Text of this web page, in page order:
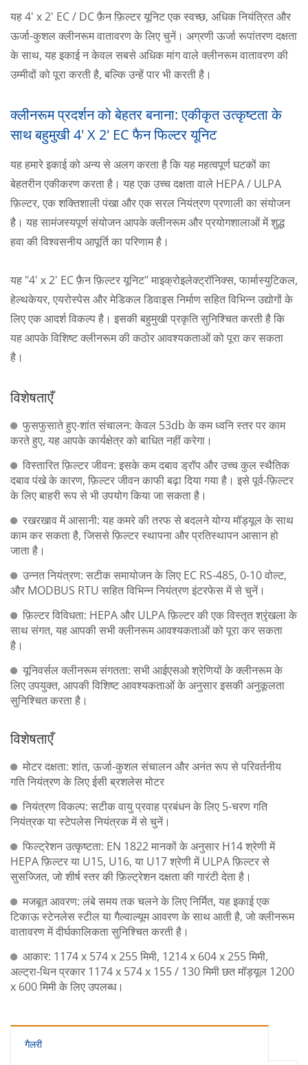
यह 4' x 2' EC / DC फ़ैन फ़िल्टर यूनिट एक स्वच्छ, अधिक नियंत्रित और
ऊर्जा-कुशल क्लीनरूम वातावरण के लिए चुनें। अग्रणी ऊर्जा रूपांतरण दक्षता
के साथ, यह इकाई न केवल सबसे अधिक मांग वाले क्लीनरूम वातावरण की
उम्मीदों को पूरा करती है, बल्कि उन्हें पार भी करती है।
क्लीनरूम प्रदर्शन को बेहतर बनाना: एकीकृत उत्कृष्टता के
साथ बहुमुखी 4' X 2' EC फैन फिल्टर यूनिट
यह हमारे इकाई को अन्य से अलग करता है कि यह महत्वपूर्ण घटकों का
बेहतरीन एकीकरण करता है। यह एक उच्च दक्षता वाले HEPA / ULPA
फ़िल्टर, एक शक्तिशाली पंखा और एक सरल नियंत्रण प्रणाली का संयोजन
है। यह सामंजस्यपूर्ण संयोजन आपके क्लीनरूम और प्रयोगशालाओं में शुद्ध
हवा की विश्वसनीय आपूर्ति का परिणाम है।
यह "4' x 2' EC फ़ैन फ़िल्टर यूनिट" माइक्रोइलेक्ट्रॉनिक्स, फार्मास्युटिकल,
हेल्थकेयर, एयरोस्पेस और मेडिकल डिवाइस निर्माण सहित विभिन्न उद्योगों के
लिए एक आदर्श विकल्प है। इसकी बहुमुखी प्रकृति सुनिश्चित करती है कि
यह आपके विशिष्ट क्लीनरूम की कठोर आवश्यकताओं को पूरा कर सकता
है।
विशेषताएँ
फुसफुसाते हुए-शांत संचालन: केवल 53db के कम ध्वनि स्तर पर काम
करते हुए, यह आपके कार्यक्षेत्र को बाधित नहीं करेगा।
विस्तारित फ़िल्टर जीवन: इसके कम दबाव ड्रॉप और उच्च कुल स्थैतिक
दबाव पंखे के कारण, फ़िल्टर जीवन काफी बढ़ा दिया गया है। इसे पूर्व-फ़िल्टर
के लिए बाहरी रूप से भी उपयोग किया जा सकता है।
रखरखाव में आसानी: यह कमरे की तरफ से बदलने योग्य मॉड्यूल के साथ
काम कर सकता है, जिससे फ़िल्टर स्थापना और प्रतिस्थापन आसान हो
जाता है।
उन्नत नियंत्रण: सटीक समायोजन के लिए EC RS-485, 0-10 वोल्ट,
और MODBUS RTU सहित विभिन्न नियंत्रण इंटरफेस में से चुनें।
फ़िल्टर विविधता: HEPA और ULPA फ़िल्टर की एक विस्तृत श्रृंखला के
साथ संगत, यह आपकी सभी क्लीनरूम आवश्यकताओं को पूरा कर सकता
है।
यूनिवर्सल क्लीनरूम संगतता: सभी आईएसओ श्रेणियों के क्लीनरूम के
लिए उपयुक्त, आपकी विशिष्ट आवश्यकताओं के अनुसार इसकी अनुकूलता
सुनिश्चित करता है।
विशेषताएँ
मोटर दक्षता: शांत, ऊर्जा-कुशल संचालन और अनंत रूप से परिवर्तनीय
गति नियंत्रण के लिए ईसी ब्रशलेस मोटर
नियंत्रण विकल्प: सटीक वायु प्रवाह प्रबंधन के लिए 5-चरण गति
नियंत्रक या स्टेपलेस नियंत्रक में से चुनें।
फिल्ट्रेशन उत्कृष्टता: EN 1822 मानकों के अनुसार H14 श्रेणी में
HEPA फ़िल्टर या U15, U16, या U17 श्रेणी में ULPA फ़िल्टर से
सुसज्जित, जो शीर्ष स्तर की फ़िल्ट्रेशन दक्षता की गारंटी देता है।
मजबूत आवरण: लंबे समय तक चलने के लिए निर्मित, यह इकाई एक
टिकाऊ स्टेनलेस स्टील या गैल्वाल्यूम आवरण के साथ आती है, जो क्लीनरूम
वातावरण में दीर्घकालिकता सुनिश्चित करती है।
आकार: 1174 x 574 x 255 मिमी, 1214 x 604 x 255 मिमी,
अल्ट्रा-थिन प्रकार 1174 x 574 x 155 / 130 मिमी छत मॉड्यूल 1200
x 600 मिमी के लिए उपलब्ध।
गैलरी